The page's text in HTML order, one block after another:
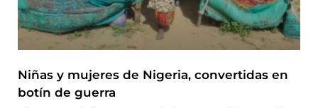
Niñas y mujeres de Nigeria, convertidas en
botín de guerra